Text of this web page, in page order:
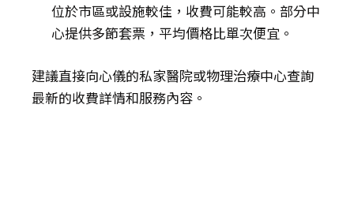
位於市區或設施較佳，收費可能較高。部分中
心提供多節套票，平均價格比單次便宜。
建議直接向心儀的私家醫院或物理治療中心查詢
最新的收費詳情和服務內容。